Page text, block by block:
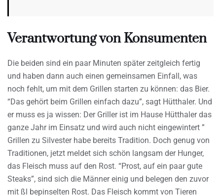
Verantwortung von Konsumenten
Die beiden sind ein paar Minuten später zeitgleich fertig
und haben dann auch einen gemeinsamen Einfall, was
noch fehlt, um mit dem Grillen starten zu können: das Bier.
“Das gehört beim Grillen einfach dazu”, sagt Hütthaler. Und
er muss es ja wissen: Der Griller ist im Hause Hütthaler das
ganze Jahr im Einsatz und wird auch nicht eingewintert ”
Grillen zu Silvester habe bereits Tradition. Doch genug von
Traditionen, jetzt meldet sich schön langsam der Hunger,
das Fleisch muss auf den Rost. “Prost, auf ein paar gute
Steaks”, sind sich die Männer einig und belegen den zuvor
mit ßl bepinselten Rost. Das Fleisch kommt von Tieren